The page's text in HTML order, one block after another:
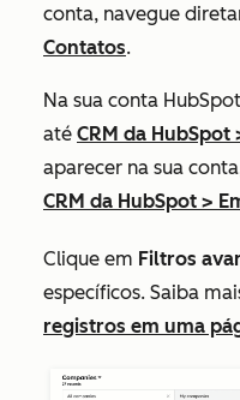
conta, navegue
Contatos.
Na sua conta
até CRM da HubSpot
aparecer na sua
CRM da HubSpot >
Clique em Filtros
específicos. Saiba
registros em uma